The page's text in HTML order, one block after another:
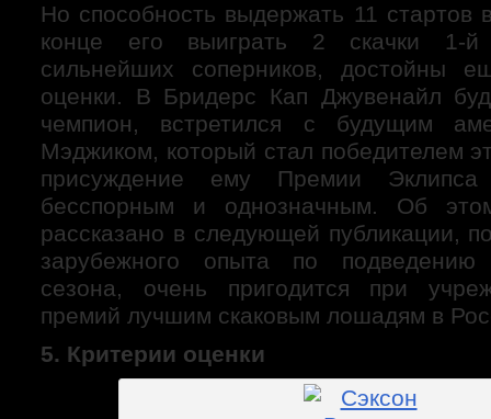
Но способность выдержать 11 стартов
конце его выиграть 2 скачки 1-й
сильнейших соперников, достойны
оценки. В Бридерс Кап Джувенайл
чемпион, встретился с будущим
Мэджиком, который стал победителем
присуждение ему Премии
бесспорным и однозначным. Об
рассказано в следующей публикации,
зарубежного опыта по подведению
сезона, очень пригодится при
премий лучшим скаковым лошадям в
5. Критерии оценки